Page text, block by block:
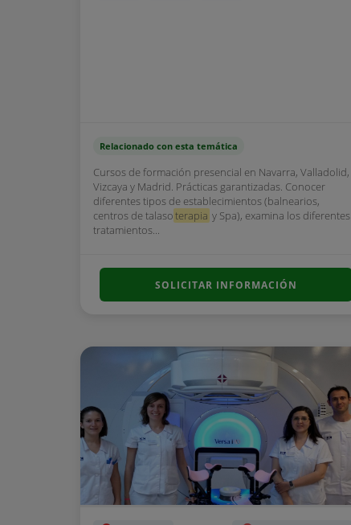
Relacionado con esta temática
Cursos de formación presencial en Navarra, Valladolid,
Vizcaya y Madrid. Prácticas garantizadas. Conocer
diferentes tipos de establecimientos (balnearios,
centros de talasoterapia y Spa), examina los diferentes
tratamientos...
SOLICITAR INFORMACIÓN